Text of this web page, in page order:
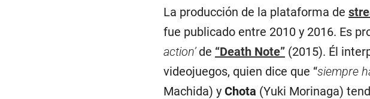
La producción de la plataforma de
fue publicado entre 2010 y 2016. Es
action’de “Death Note” (2015). Él
videojuegos, quien dice que “siempre
Machida) yChota (Yuki Morinaga)